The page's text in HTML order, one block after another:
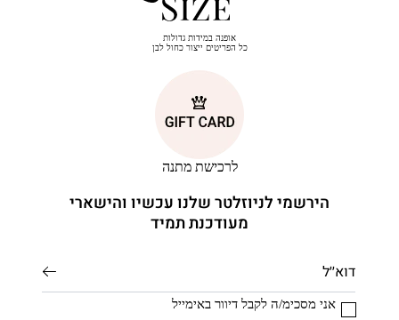
לרכישת מתנה
אופנה במידות גדולות
כל הפריטים ייצור כחול לבן
הירשמי לניוזלטר שלנו עכשיו והישארי
מעודכנת תמיד
אני מסכימ/ה לקבל דיוור באימייל